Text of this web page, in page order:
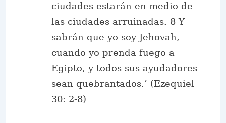
ciudades estarán en medio de
las ciudades arruinadas. 8 Y
sabrán que yo soy Jehovah,
cuando yo prenda fuego a
Egipto, y todos sus ayudadores
sean quebrantados.’ (Ezequiel
30: 2-8)